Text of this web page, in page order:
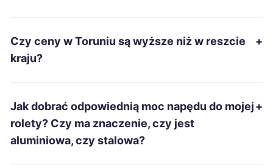
Piekary Śląskie
Zduńska Wola
Czy ceny w Toruniu są wyższe niż w reszcie
kraju?
+
Jak dobrać odpowiednią moc napędu do mojej
rolety? Czy ma znaczenie, czy jest
aluminiowa, czy stalowa?
+